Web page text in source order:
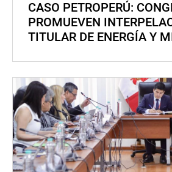
CASO PETROPERÚ:
PROMUEVEN
TITULAR DE ENERGÍA Y